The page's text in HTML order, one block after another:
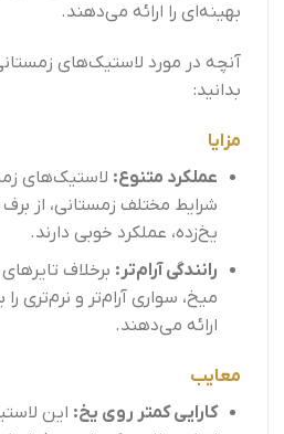
بهینه‌ای را ارائه می‌دهند.
آنچه در مورد لاستیک‌های
بدانید:
مزایا
عملکرد متنوع: لاستیک‌های
شرایط مختلف زمستانی، از
یخ‌زده، عملکرد خوبی دارند.
رانندگی آرام‌تر: برخلاف
میخ، سواری آرام‌تر و
ارائه می‌دهند.
معایب
کارایی کمتر روی یخ: این